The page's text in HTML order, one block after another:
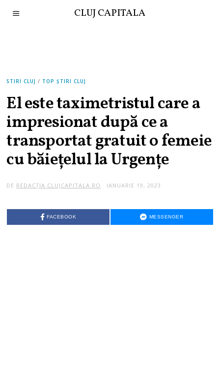
CLUJ CAPITALA
STIRI CLUJ / TOP ȘTIRI CLUJ
El este taximetristul care a
impresionat după ce a
transportat gratuit o femeie
cu băiețelul la Urgențe
DE REDACȚIA CLUJCAPITALA.RO IANUARIE 19, 2023
FACEBOOK MESSENGER